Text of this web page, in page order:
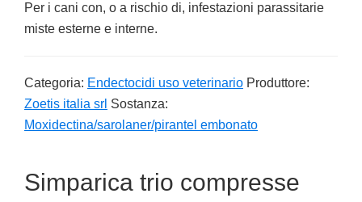
Per i cani con, o a rischio di, infestazioni parassitarie
miste esterne e interne.
Categoria: Endectocidi uso veterinario Produttore:
Zoetis italia srl Sostanza:
Moxidectina/sarolaner/pirantel embonato
Simparica trio compresse